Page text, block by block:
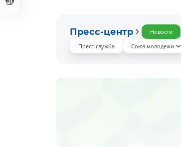
Пресс-центр Новости
Пресс-служба
Союз молодежи